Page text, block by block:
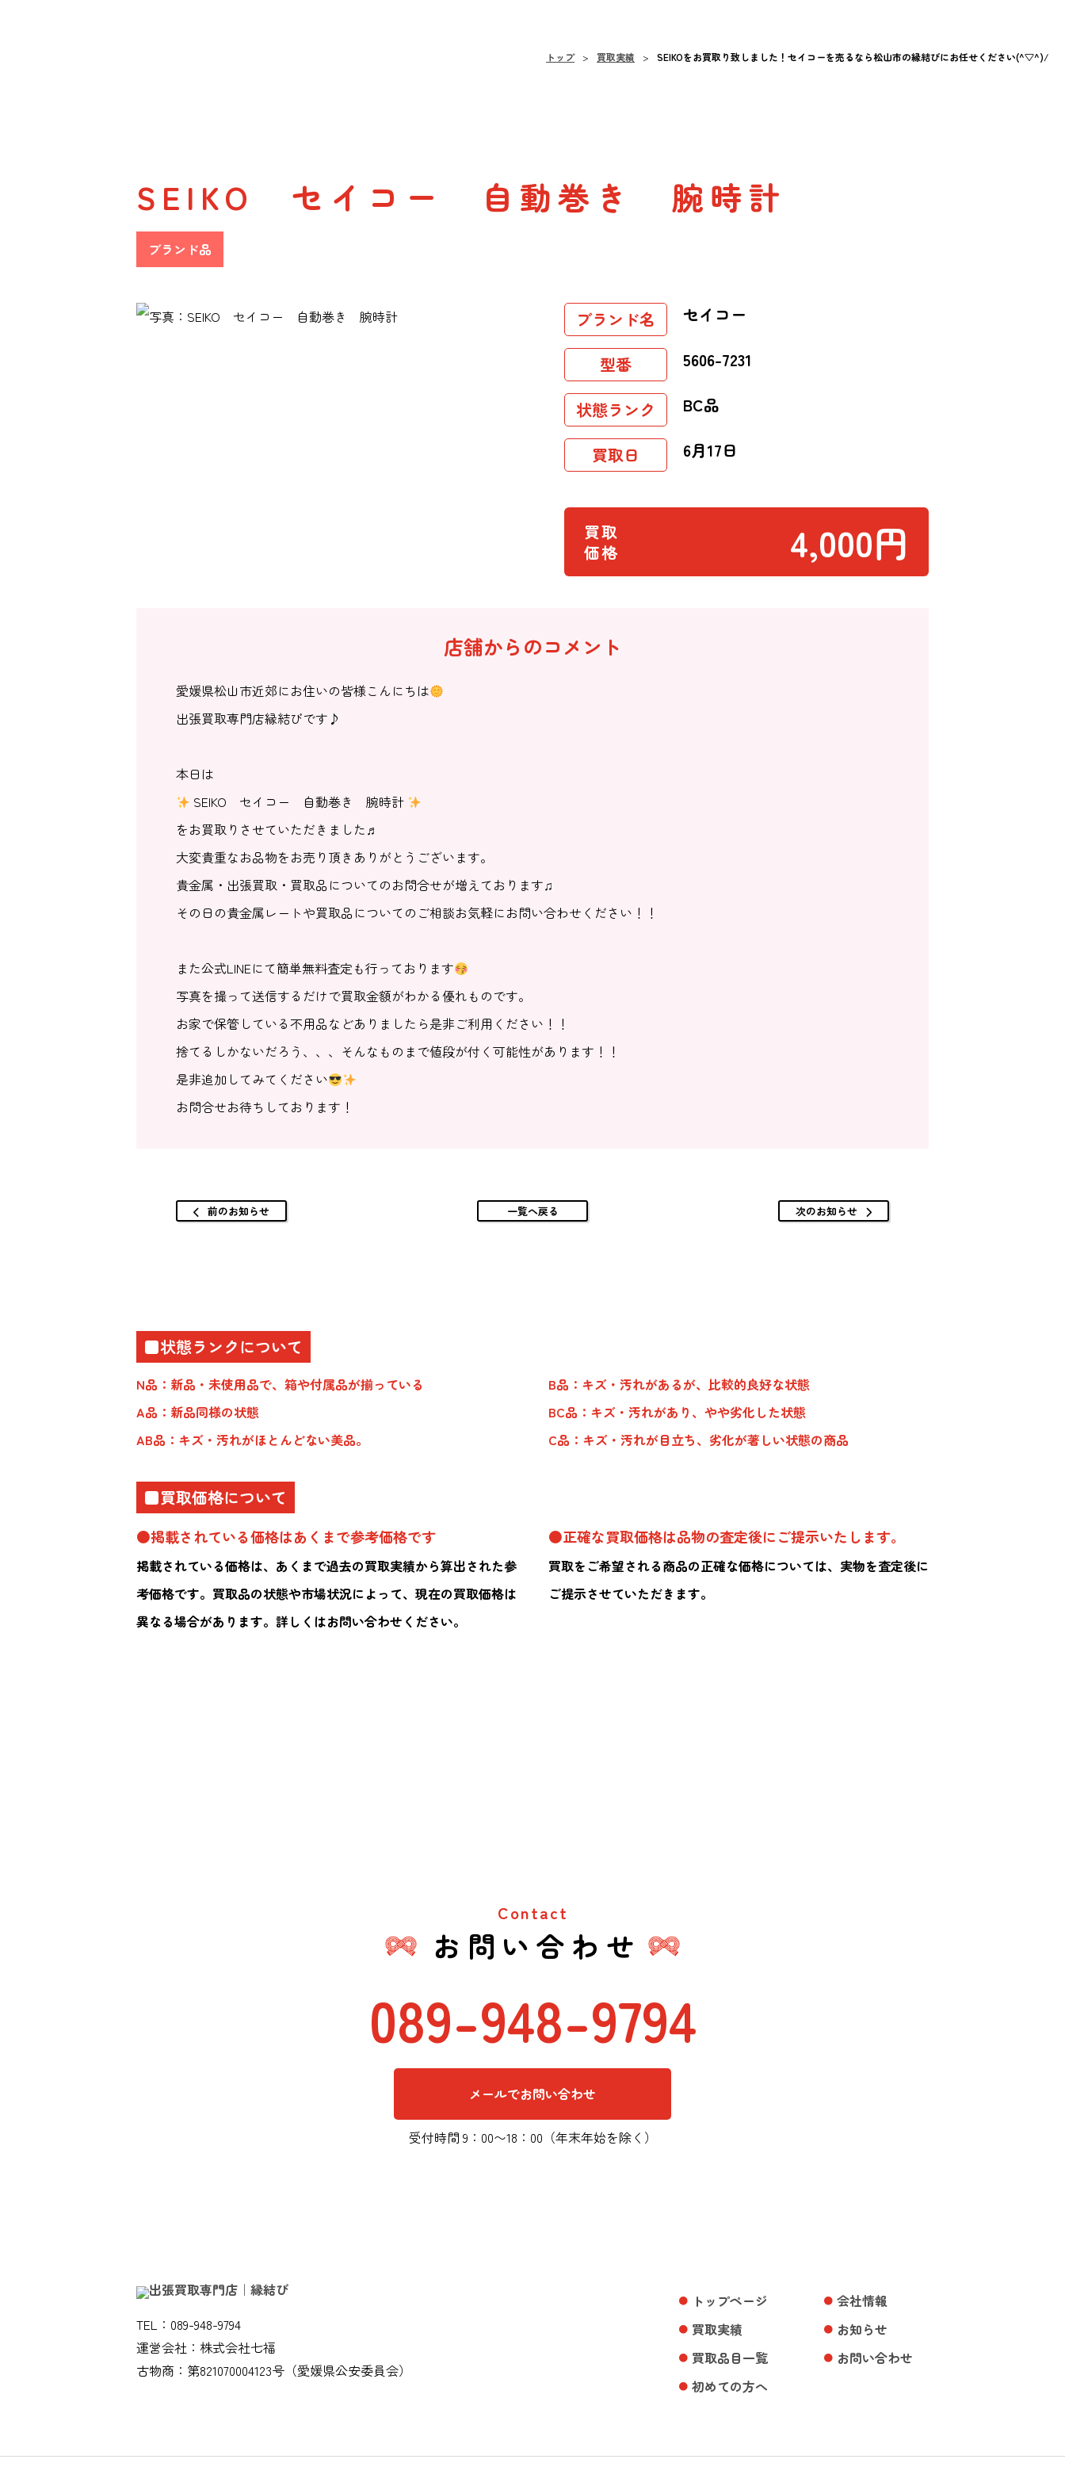
トップ 買取実績 SEIKOをお買取り致しました！セイコーを売るなら松山市の縁結びにお任せください(^▽^)/
SEIKO セイコー 自動巻き 腕時計
ブランド品
ブランド名 セイコー
型番 5606-7231
状態ランク BC品
買取日 6月17日
買取
価格
4,000円
店舗からのコメント
愛媛県松山市近郊にお住いの皆様こんにちは
出張買取専門店縁結びです♪
本日は
SEIKO セイコー 自動巻き 腕時計
をお買取りさせていただきました♬
大変貴重なお品物をお売り頂きありがとうございます。
貴金属・出張買取・買取品についてのお問合せが増えております♫
その日の貴金属レートや買取品についてのご相談お気軽にお問い合わせください！！
また公式LINEにて簡単無料査定も行っております
写真を撮って送信するだけで買取金額がわかる優れものです。
お家で保管している不用品などありましたら是非ご利用ください！！
捨てるしかないだろう、、、そんなものまで値段が付く可能性があります！！
是非追加してみてください
お問合せお待ちしております！
前のお知らせ 一覧へ戻る 次のお知らせ
■状態ランクについて
N品：新品・未使用品で、箱や付属品が揃っている
A品：新品同様の状態
AB品：キズ・汚れがほとんどない美品。
B品：キズ・汚れがあるが、比較的良好な状態
BC品：キズ・汚れがあり、やや劣化した状態
C品：キズ・汚れが目立ち、劣化が著しい状態の商品
■買取価格について
●掲載されている価格はあくまで参考価格です
掲載されている価格は、あくまで過去の買取実績から算出された参
考価格です。買取品の状態や市場状況によって、現在の買取価格は
異なる場合があります。詳しくはお問い合わせください。
●正確な買取価格は品物の査定後にご提示いたします。
買取をご希望される商品の正確な価格については、実物を査定後に
ご提示させていただきます。
Contact
お問い合わせ
089-948-9794
メールでお問い合わせ
受付時間 9：00〜18：00（年末年始を除く）
TEL：089-948-9794
運営会社：株式会社七福
古物商：第821070004123号（愛媛県公安委員会）
トップページ
買取実績
買取品目一覧
初めての方へ
会社情報
お知らせ
お問い合わせ